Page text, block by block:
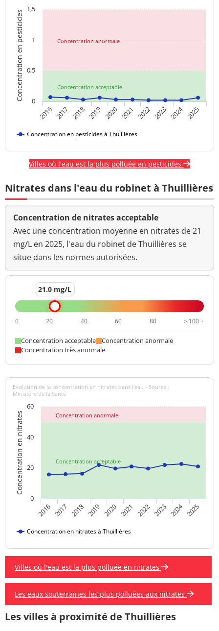
Concentration acceptable
Concentration anormale
Concentration en pesticides
Concentration en pesticides à Thuillières
2016 2017 2018 2019 2020 2021 2022 2023 2024 2025
0
0,5
1
1,5
Villes où l'eau est la plus polluée en pesticides
Nitrates dans l'eau du robinet à Thuillières
Concentration de nitrates acceptable
Avec une concentration moyenne en nitrates de 21
mg/L en 2025, l'eau du robinet de Thuillières se
situe dans les normes autorisées.
21.0 mg/L
0 20 40 60 80 > 100 +
Concentration acceptable
Concentration anormale
Concentration très anormale
Concentration acceptable
Concentration anormale
Concentration en nitrates
Evolution de la concentration en nitrates dans l'eau - Source :
Ministère de la Santé
Concentration en nitrates à Thuillières
2016 2017 2018 2019 2020 2021 2022 2023 2024 2025
0
20
40
60
Villes où l'eau est la plus polluée en nitrates
Les eaux souterraines les plus polluées aux nitrates
Les villes à proximité de Thuillières